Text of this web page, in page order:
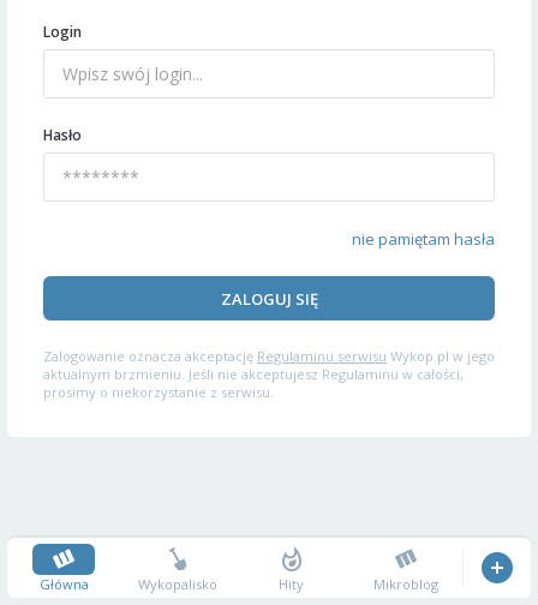
Login
Hasło
nie pamiętam hasła
ZALOGUJ SIĘ
Zalogowanie oznacza akceptację Regulaminu serwisu Wykop.pl w jego
aktualnym brzmieniu. Jeśli nie akceptujesz Regulaminu w całości,
prosimy o niekorzystanie z serwisu.
Główna Wykopalisko Hity Mikroblog